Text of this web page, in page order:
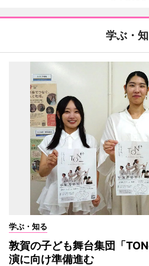
学ぶ・
学ぶ・知る
敦賀の子ども舞台集団「
演に向け準備進む